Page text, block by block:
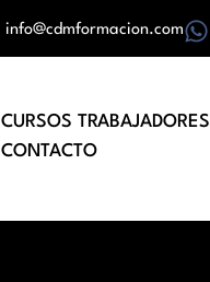
info@cdmformacion.com
CURSOS TRABAJADORES
CONTACTO